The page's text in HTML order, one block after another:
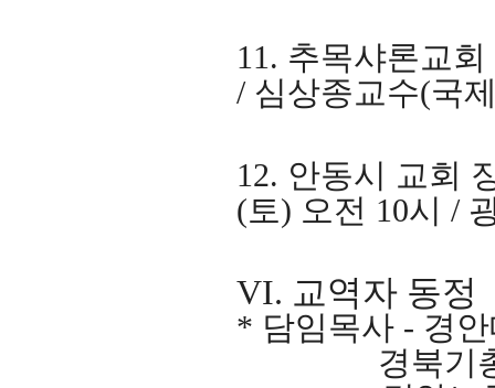
11. 추목샤론교
/ 심상종교수(국
12. 안동시 교회
(토) 오전 10시 /
VI. 교역자 동정
* 담임목사 - 경
경북기총